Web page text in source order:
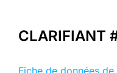
CLARIFIANT
Fiche de données